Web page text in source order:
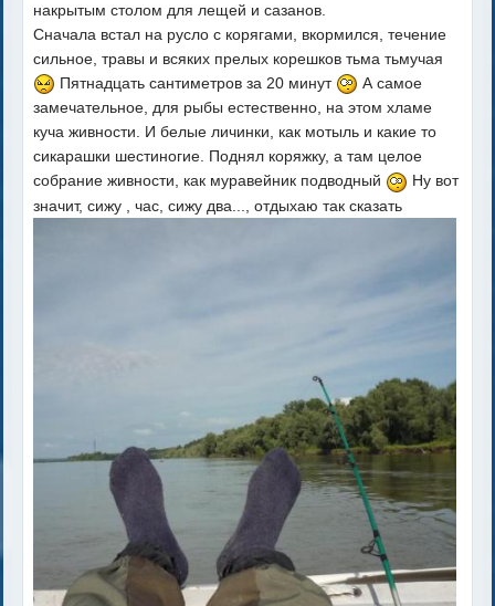
накрытым столом для лещей и сазанов.
Сначала встал на русло с корягами, вкормился, течение
сильное, травы и всяких прелых корешков тьма тьмучая
Пятнадцать сантиметров за 20 минут
А самое
замечательное, для рыбы естественно, на этом хламе
куча живности. И белые личинки, как мотыль и какие то
сикарашки шестиногие. Поднял коряжку, а там целое
собрание живности, как муравейник подводный
Ну вот
значит, сижу , час, сижу два..., отдыхаю так сказать